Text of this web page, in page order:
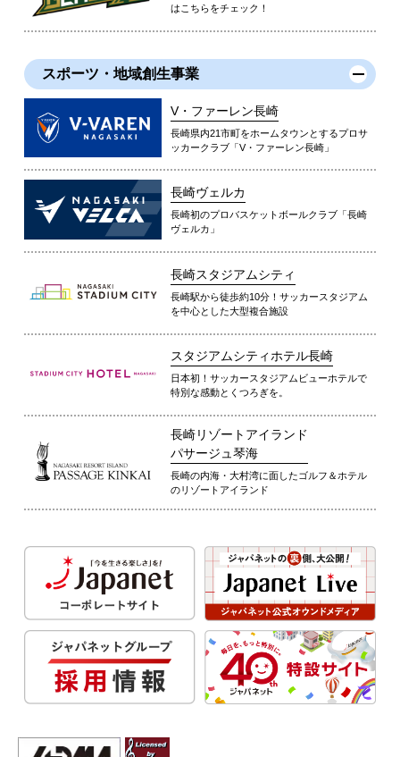
はこちらをチェック！
スポーツ・地域創生事業
V・ファーレン長崎
長崎県内21市町をホームタウンとするプロサ
ッカークラブ「V・ファーレン長崎」
長崎ヴェルカ
長崎初のプロバスケットボールクラブ「長崎
ヴェルカ」
長崎スタジアムシティ
長崎駅から徒歩約10分！サッカースタジアム
を中心とした大型複合施設
スタジアムシティホテル長崎
日本初！サッカースタジアムビューホテルで
特別な感動とくつろぎを。
長崎リゾートアイランド
パサージュ琴海
長崎の内海・大村湾に面したゴルフ＆ホテル
のリゾートアイランド